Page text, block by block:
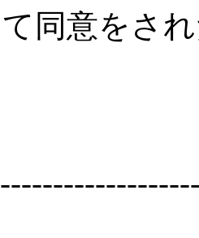
同意をさ